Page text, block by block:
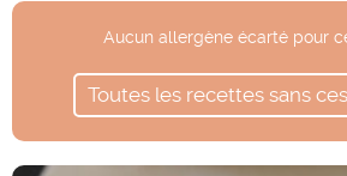
Aucun allergène écarté pour
Toutes les recettes sans